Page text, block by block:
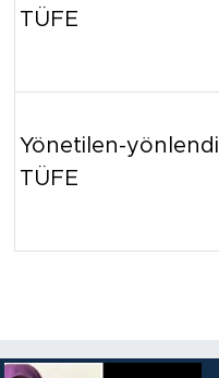
TÜFE
Yönetilen-
TÜFE